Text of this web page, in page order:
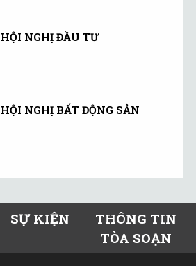
HỘI NGHỊ ĐẦU TƯ
HỘI NGHỊ BẤT ĐỘNG SẢN
SỰ KIỆN
THÔNG TIN
TÒA SOẠN